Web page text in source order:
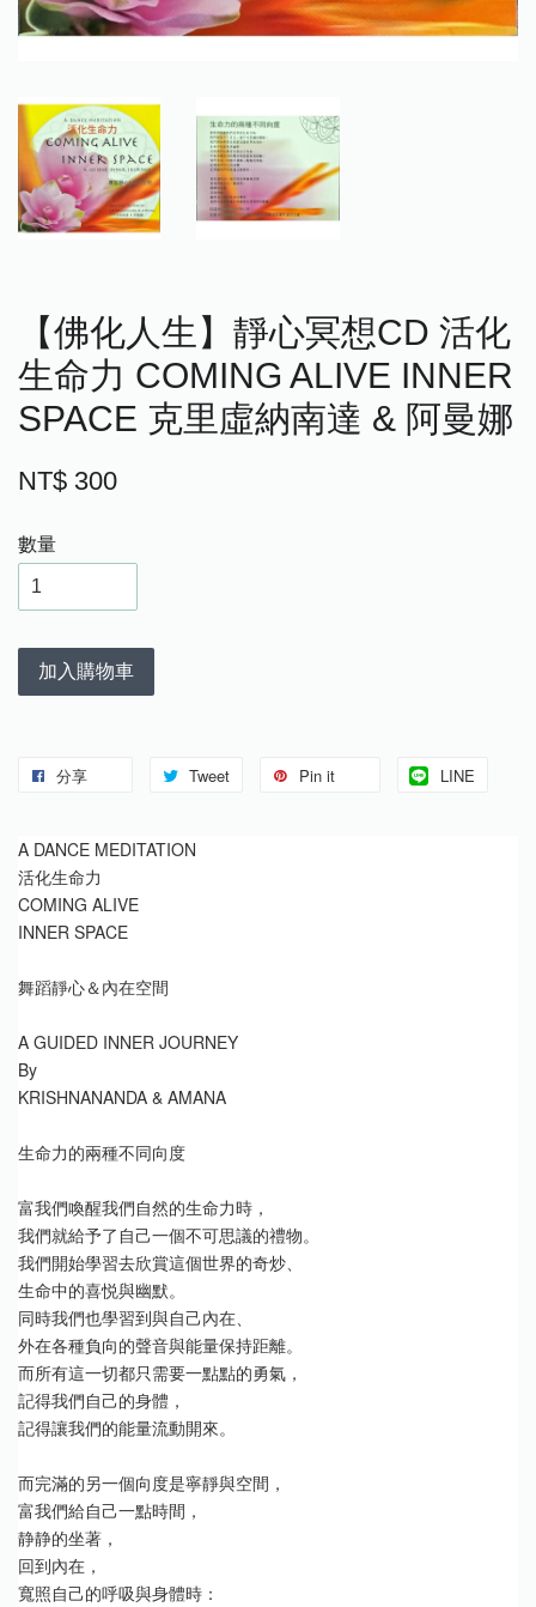
【佛化人生】靜心冥想CD 活化
生命力 COMING ALIVE INNER
SPACE 克里虛納南達 & 阿曼娜
NT$ 300
數量
加入購物車
分享 Tweet Pin it LINE
A DANCE MEDITATION
活化生命力
COMING ALIVE
INNER SPACE
舞蹈靜心＆內在空間
A GUIDED INNER JOURNEY
By
KRISHNANANDA & AMANA
生命力的兩種不同向度
富我們喚醒我們自然的生命力時，
我們就給予了自己一個不可思議的禮物。
我們開始學習去欣賞這個世界的奇炒、
生命中的喜悦與幽默。
同時我們也學習到與自己內在、
外在各種負向的聲音與能量保持距離。
而所有這一切都只需要一點點的勇氣，
記得我們自己的身體，
記得讓我們的能量流動開來。
而完滿的另一個向度是寧靜與空間，
富我們給自己一點時間，
静静的坐著，
回到內在，
寬照自己的呼吸與身體時：